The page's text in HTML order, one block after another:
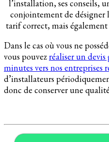
l’installation, ses conseils,
conjointement de désigner
tarif correct, mais
Dans le cas où vous ne
vous pouvezréaliser un
minutes vers nos entreprises
d’installateurs
donc de conserver une